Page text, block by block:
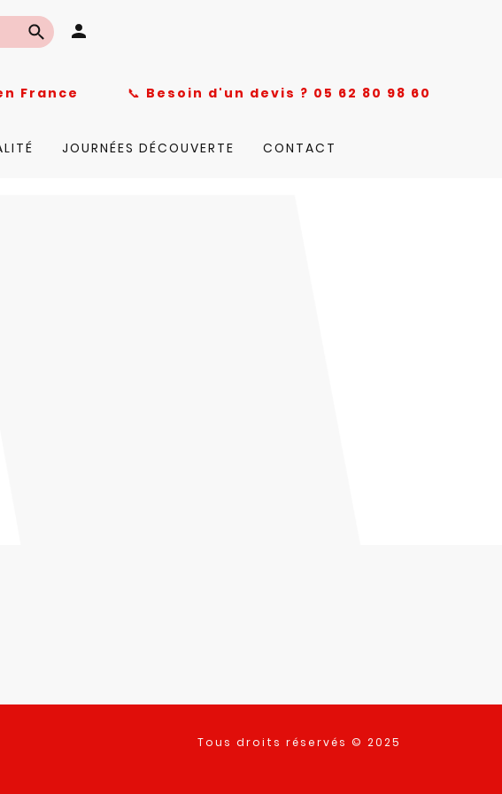
en France 📞 Besoin d'un devis ? 05 62 80 98 60
JOURNÉES DÉCOUVERTE CONTACT
Tous droits réservés © 2025